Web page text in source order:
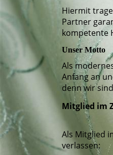
Hiermit
Partner
kompetente
Unser Motto
Als
Anfang an
denn wir
Mitglied im
Als Mitglied
verlassen: